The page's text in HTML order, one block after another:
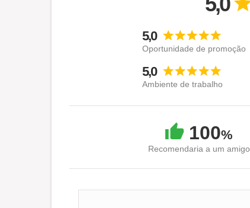
5,0
Oportunidade de promoção
5,0
Ambiente de trabalho
100%
Recomendaria a um amigo